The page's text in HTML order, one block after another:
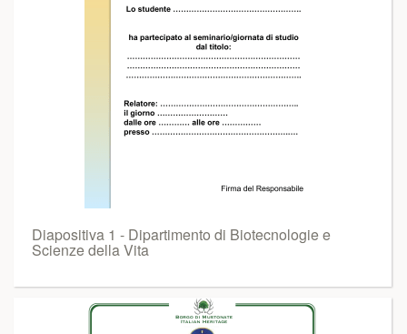
Diapositiva 1 - Dipartimento di Biotecnologie e
Scienze della Vita